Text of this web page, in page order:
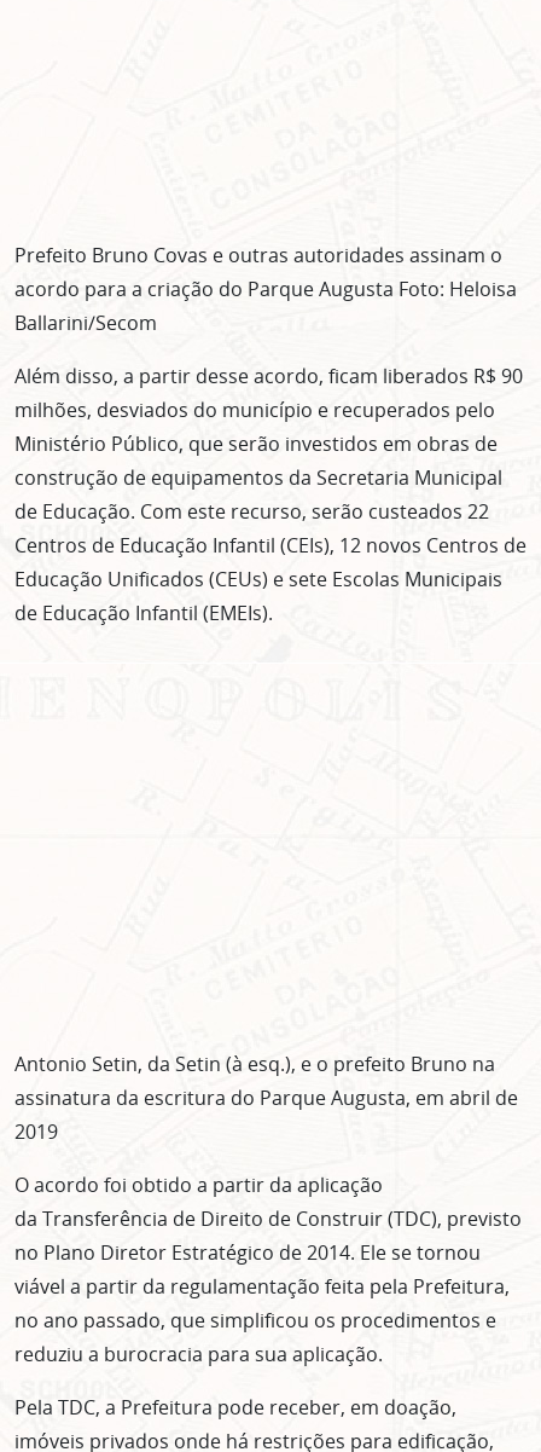
Prefeito Bruno Covas e outras autoridades assinam o
acordo para a criação do Parque Augusta Foto: Heloisa
Ballarini/Secom
Além disso, a partir desse acordo, ficam liberados R$ 90
milhões, desviados do município e recuperados pelo
Ministério Público, que serão investidos em obras de
construção de equipamentos da Secretaria Municipal
de Educação. Com este recurso, serão custeados 22
Centros de Educação Infantil (CEIs), 12 novos Centros de
Educação Unificados (CEUs) e sete Escolas Municipais
de Educação Infantil (EMEIs).
Antonio Setin, da Setin (à esq.), e o prefeito Bruno na
assinatura da escritura do Parque Augusta, em abril de
2019
O acordo foi obtido a partir da aplicação
da Transferência de Direito de Construir (TDC), previsto
no Plano Diretor Estratégico de 2014. Ele se tornou
viável a partir da regulamentação feita pela Prefeitura,
no ano passado, que simplificou os procedimentos e
reduziu a burocracia para sua aplicação.
Pela TDC, a Prefeitura pode receber, em doação,
imóveis privados onde há restrições para edificação,